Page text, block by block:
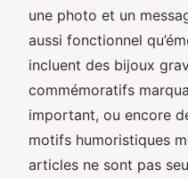
une photo et un
aussi fonctionnel
incluent des bijoux
commémoratifs
important, ou encore
motifs humoristiques
articles ne sont pas